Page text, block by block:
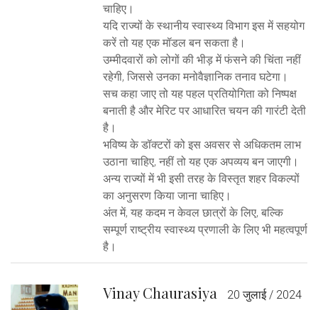
चाहिए।
यदि राज्यों के स्थानीय स्वास्थ्य विभाग इस में सहयोग
करें तो यह एक मॉडल बन सकता है।
उम्मीदवारों को लोगों की भीड़ में फंसने की चिंता नहीं
रहेगी, जिससे उनका मनोवैज्ञानिक तनाव घटेगा।
सच कहा जाए तो यह पहल प्रतियोगिता को निष्पक्ष
बनाती है और मेरिट पर आधारित चयन की गारंटी देती
है।
भविष्य के डॉक्टरों को इस अवसर से अधिकतम लाभ
उठाना चाहिए, नहीं तो यह एक अपव्यय बन जाएगी।
अन्य राज्यों में भी इसी तरह के विस्तृत शहर विकल्पों
का अनुसरण किया जाना चाहिए।
अंत में, यह कदम न केवल छात्रों के लिए, बल्कि
सम्पूर्ण राष्ट्रीय स्वास्थ्य प्रणाली के लिए भी महत्वपूर्ण
है।
Vinay Chaurasiya 20 जुलाई / 2024